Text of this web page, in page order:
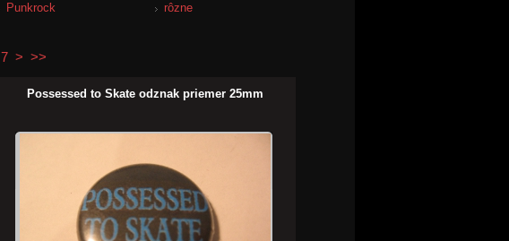
Punkrock rôzne
7 > >>
Possessed to Skate odznak priemer 25mm